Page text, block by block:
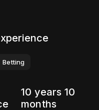
Betting
10 years 10
months